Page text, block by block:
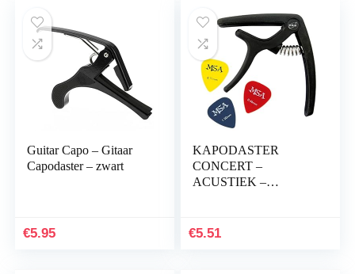
Guitar Capo – Gitaar
Capodaster – zwart
€5.95
KAPODASTER
CONCERT –
ACUSTIEK –
KAPO ZWART –
€5.51